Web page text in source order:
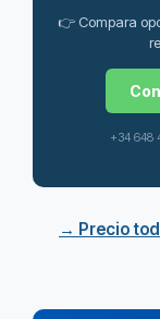
👉 Compara
+34 648
→ Precio